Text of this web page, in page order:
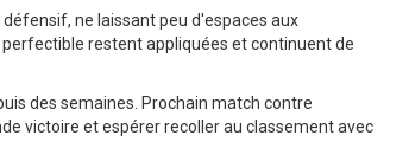
ne laissant peu d'espaces aux
restent appliquées et continuent de
des semaines. Prochain match contre
victoire et espérer recoller au classement avec